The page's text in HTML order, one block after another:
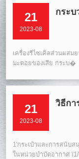
21
2023-08
กระบ
เครื่องรีไซเคิลส่วนผสม
มะตอยของเสีย กระบ�
21
2023-08
วิธีกา
1'กระเป๋าและการสนับ
ในหน่วยบําบัดอากาศ